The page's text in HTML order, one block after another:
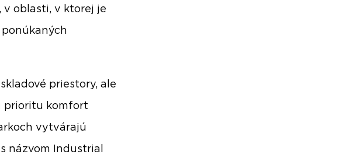
oblasti, v ktorej je
priestory, ale
prioritu komfort
vytvárajú
názvom Industrial